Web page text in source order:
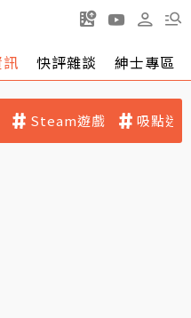
快評雜談 紳士專區
Steam遊戲 吸點迷